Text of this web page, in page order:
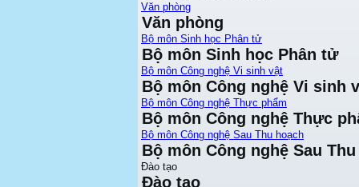
Văn phòng
Văn phòng
Bộ môn Sinh học Phân tử
Bộ môn Sinh học Phân tử
Bộ môn Công nghệ Vi sinh vật
Bộ môn Công nghệ Vi sinh
Bộ môn Công nghệ Thực phẩm
Bộ môn Công nghệ Thực
Bộ môn Công nghệ Sau Thu hoạch
Bộ môn Công nghệ Sau
Đào tạo
Đào tạo